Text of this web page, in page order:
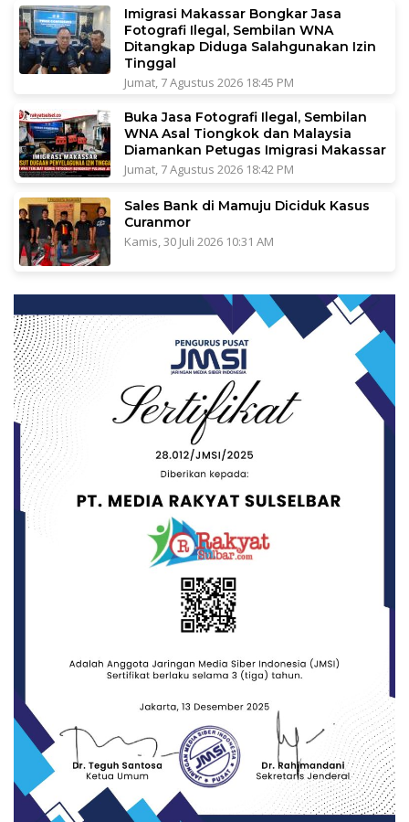
Imigrasi Makassar Bongkar Jasa
Fotografi Ilegal, Sembilan WNA
Ditangkap Diduga Salahgunakan Izin
Tinggal
Jumat, 7 Agustus 2026 18:45 PM
Buka Jasa Fotografi Ilegal, Sembilan
WNA Asal Tiongkok dan Malaysia
Diamankan Petugas Imigrasi Makassar
Jumat, 7 Agustus 2026 18:42 PM
Sales Bank di Mamuju Diciduk Kasus
Curanmor
Kamis, 30 Juli 2026 10:31 AM